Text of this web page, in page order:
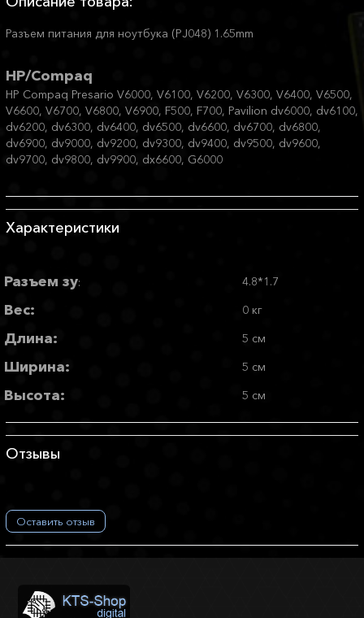
Разъем питания для ноутбука (PJ048) 1.65mm
HP/Compaq
HP Compaq Presario V6000, V6100, V6200, V6300, V6400, V6500,
V6600, V6700, V6800, V6900, F500, F700, Pavilion dv6000, dv6100,
dv6200, dv6300, dv6400, dv6500, dv6600, dv6700, dv6800,
dv6900, dv9000, dv9200, dv9300, dv9400, dv9500, dv9600,
dv9700, dv9800, dv9900, dx6600, G6000
Характеристики
Разъем зу: 4.8*1.7
Вес: 0 кг
Длина: 5 см
Ширина: 5 см
Высота: 5 см
Отзывы
Оставить отзыв